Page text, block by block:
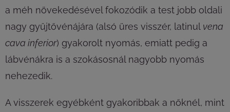
a méh növekedésével fokozódik a test jobb oldali
nagy gyűjtővénájára (alsó üres visszér, latinul vena
cava inferior) gyakorolt nyomás, emiatt pedig a
lábvénákra is a szokásosnál nagyobb nyomás
nehezedik.
A visszerek egyébként gyakoribbak a nőknél, mint